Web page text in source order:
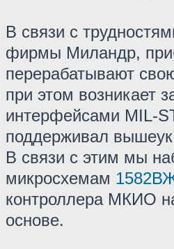
В связи с
фирмы Миландр,
перерабатывают
при этом возникает
интерфейсами MIL-
поддерживал
В связи с этим мы
микросхемам
контроллера МКИО
основе.